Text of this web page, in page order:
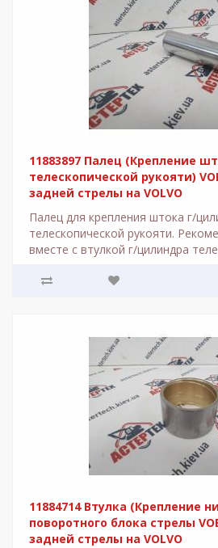
11883897 Палец (Крепление
телескопической рукояти)
задней стрелы на VOLVO
Палец для крепления штока г/
телескопической рукояти.
вместе с втулкой г/цилиндра
11884714 Втулка (Крепление
поворотного блока стрелы
задней стрелы на VOLVO